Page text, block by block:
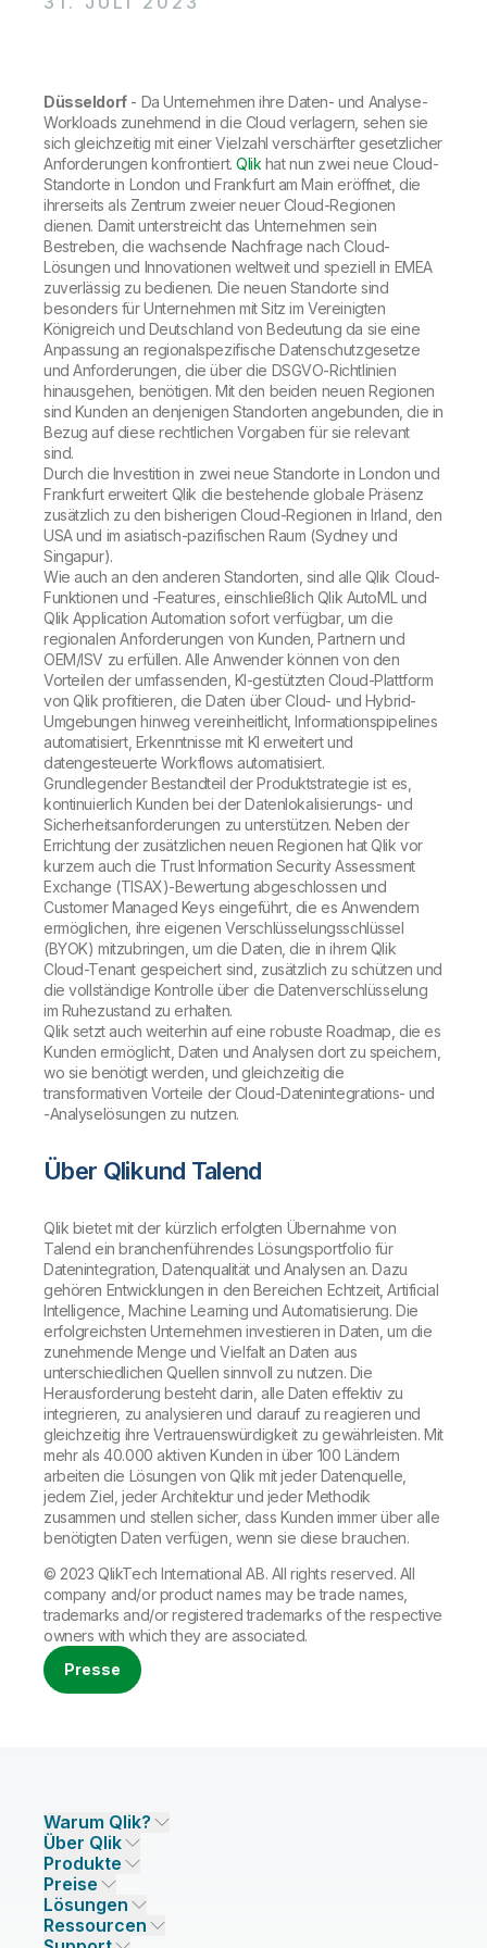
Onboarding
Presse
Qlik
Düsseldorf- Da Unternehmen ihre Daten- und Analyse-
Workloads zunehmend in die Cloud verlagern, sehen sie
sich gleichzeitig mit einer Vielzahl verschärfter gesetzlicher
Anforderungen konfrontiert.Qlik hat nun zwei neue Cloud-
Standorte in London und Frankfurt am Main eröffnet, die
ihrerseits als Zentrum zweier neuer Cloud-Regionen
dienen. Damit unterstreicht das Unternehmen sein
Bestreben, die wachsende Nachfrage nach Cloud-
Lösungen und Innovationen weltweit und speziell in EMEA
zuverlässig zu bedienen. Die neuen Standorte sind
besonders für Unternehmen mit Sitz im Vereinigten
Königreich und Deutschland von Bedeutung da sie eine
Anpassung an regionalspezifische Datenschutzgesetze
und Anforderungen, die über die DSGVO-Richtlinien
hinausgehen, benötigen. Mit den beiden neuen Regionen
sind Kunden an denjenigen Standorten angebunden, die in
Bezug auf diese rechtlichen Vorgaben für sie relevant
sind.
Durch die Investition in zwei neue Standorte in London und
Frankfurt erweitert Qlik die bestehende globale Präsenz
zusätzlich zu den bisherigen Cloud-Regionen in Irland, den
USA und im asiatisch-pazifischen Raum (Sydney und
Singapur).
Wie auch an den anderen Standorten, sind alle Qlik Cloud-
Funktionen und -Features, einschließlich Qlik AutoML und
Qlik Application Automation sofort verfügbar, um die
regionalen Anforderungen von Kunden, Partnern und
OEM/ISV zu erfüllen. Alle Anwender können von den
Vorteilen der umfassenden, KI-gestützten Cloud-Plattform
von Qlik profitieren, die Daten über Cloud- und Hybrid-
Umgebungen hinweg vereinheitlicht, Informationspipelines
automatisiert, Erkenntnisse mit KI erweitert und
datengesteuerte Workflows automatisiert.
Grundlegender Bestandteil der Produktstrategie ist es,
kontinuierlich Kunden bei der Datenlokalisierungs- und
Sicherheitsanforderungen zu unterstützen. Neben der
Errichtung der zusätzlichen neuen Regionen hat Qlik vor
kurzem auch die Trust Information Security Assessment
Exchange (TISAX)-Bewertung abgeschlossen und
Customer Managed Keys eingeführt, die es Anwendern
ermöglichen, ihre eigenen Verschlüsselungsschlüssel
(BYOK) mitzubringen, um die Daten, die in ihrem Qlik
Cloud-Tenant gespeichert sind, zusätzlich zu schützen und
die vollständige Kontrolle über die Datenverschlüsselung
im Ruhezustand zu erhalten.
Qlik setzt auch weiterhin auf eine robuste Roadmap, die es
Kunden ermöglicht, Daten und Analysen dort zu speichern,
wo sie benötigt werden, und gleichzeitig die
transformativen Vorteile der Cloud-Datenintegrations- und
-Analyselösungen zu nutzen.
Über Qlik und Talend
Qlik bietet mit der kürzlich erfolgten Übernahme von
Talend ein branchenführendes Lösungsportfolio für
Datenintegration, Datenqualität und Analysen an. Dazu
gehören Entwicklungen in den Bereichen Echtzeit, Artificial
Intelligence, Machine Learning und Automatisierung. Die
erfolgreichsten Unternehmen investieren in Daten, um die
zunehmende Menge und Vielfalt an Daten aus
unterschiedlichen Quellen sinnvoll zu nutzen. Die
Herausforderung besteht darin, alle Daten effektiv zu
integrieren, zu analysieren und darauf zu reagieren und
gleichzeitig ihre Vertrauenswürdigkeit zu gewährleisten. Mit
mehr als 40.000 aktiven Kunden in über 100 Ländern
arbeiten die Lösungen von Qlik mit jeder Datenquelle,
jedem Ziel, jeder Architektur und jeder Methodik
zusammen und stellen sicher, dass Kunden immer über alle
benötigten Daten verfügen, wenn sie diese brauchen.
© 2023 QlikTech International AB. All rights reserved. All
company and/or product names may be trade names,
trademarks and/or registered trademarks of the respective
owners with which they are associated.
Presse
Warum Qlik?
Warum Qlik
Vertrauen und Sicherheit
Vertrauen und Datenschutz
Vertrauen und KI
Unsere Technologiepartner
Über Qlik
Unternehmen
Karriere
Presse
Niederlassungen/Kontakt
Produkte
DATENINTEGRATION UND -QUALITÄT
Qlik Talend
Qlik Talend Cloud
Preise
Preisgestaltung Datenintegration
Preisgestaltung Analysen
Lösungen
LÖSUNGSPARTNER
Ressourcen